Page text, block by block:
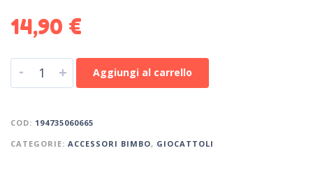
14,90 €
- + Aggiungi al carrello
COD: 194735060665
CATEGORIE: ACCESSORI BIMBO, GIOCATTOLI